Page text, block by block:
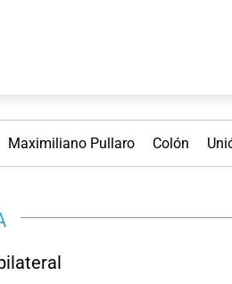
Maximiliano Pullaro Colón